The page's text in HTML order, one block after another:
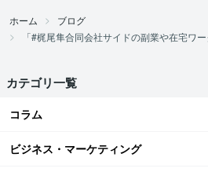
ホーム
ブログ
「#梶尾隼合同会社サイドの副業や在宅ワ
カテゴリ一覧
コラム
ビジネス・マーケティング